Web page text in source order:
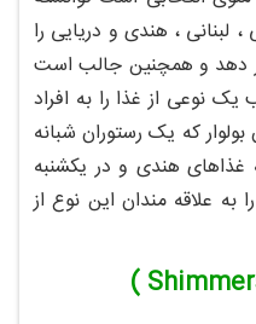
لبنانی ، هندی و دریایی را
دهد و همچنین جالب است
نوعی از غذا را به افراد
که یک رستوران شبانه
هندی و در یکشنبه
به علاقه مندان این نوع از